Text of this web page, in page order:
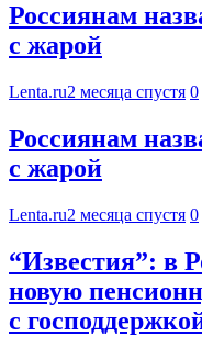
Россиянам
с жарой
Lenta.ru2 месяца спустя 0
Россиянам
с жарой
Lenta.ru2 месяца спустя 0
“Известия”: в
новую
с